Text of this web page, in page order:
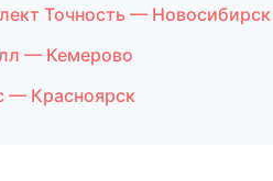
Точность — Новосибирск
— Кемерово
— Красноярск